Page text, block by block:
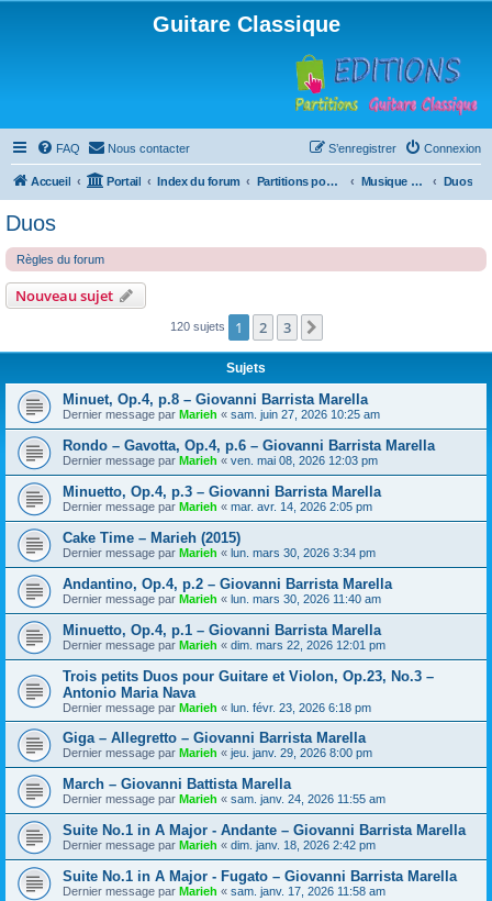
Guitare Classique
FAQ Nous contacter Connexion
S’enregistrer
Accueil Portail Index du forum Partitions pour guitare en libre téléchargement Musique d'ensemble Duos
Duos
Règles du forum
Nouveau sujet
120 sujets 1 2 3
Sujets
Minuet, Op.4, p.8 – Giovanni Barrista Marella
Dernier message par Marieh « sam. juin 27, 2026 10:25 am
Rondo – Gavotta, Op.4, p.6 – Giovanni Barrista Marella
Dernier message par Marieh « ven. mai 08, 2026 12:03 pm
Minuetto, Op.4, p.3 – Giovanni Barrista Marella
Dernier message par Marieh « mar. avr. 14, 2026 2:05 pm
Cake Time – Marieh (2015)
Dernier message par Marieh « lun. mars 30, 2026 3:34 pm
Andantino, Op.4, p.2 – Giovanni Barrista Marella
Dernier message par Marieh « lun. mars 30, 2026 11:40 am
Minuetto, Op.4, p.1 – Giovanni Barrista Marella
Dernier message par Marieh « dim. mars 22, 2026 12:01 pm
Trois petits Duos pour Guitare et Violon, Op.23, No.3 –
Antonio Maria Nava
Dernier message par Marieh « lun. févr. 23, 2026 6:18 pm
Giga – Allegretto – Giovanni Barrista Marella
Dernier message par Marieh « jeu. janv. 29, 2026 8:00 pm
March – Giovanni Battista Marella
Dernier message par Marieh « sam. janv. 24, 2026 11:55 am
Suite No.1 in A Major - Andante – Giovanni Barrista Marella
Dernier message par Marieh « dim. janv. 18, 2026 2:42 pm
Suite No.1 in A Major - Fugato – Giovanni Barrista Marella
Dernier message par Marieh « sam. janv. 17, 2026 11:58 am